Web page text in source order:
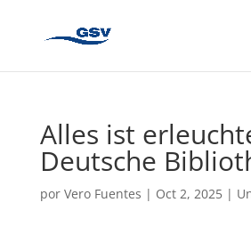
Alles ist
Deutsche
por Vero Fuentes | Oct 2, 2025|